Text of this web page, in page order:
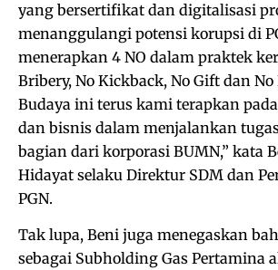
yang bersertifikat dan digitalisasi
menanggulangi potensi korupsi di
menerapkan 4 NO dalam praktek
Bribery, No Kickback, No Gift dan
Budaya ini terus kami terapkan
dan bisnis dalam menjalankan
bagian dari korporasi BUMN,” kata
Hidayat selaku Direktur SDM dan
PGN.
Tak lupa, Beni juga menegaskan
sebagai Subholding Gas Pertamina